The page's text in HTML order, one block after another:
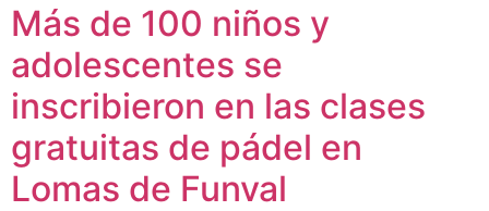
Más de 100 niños y
adolescentes se
inscribieron en las clases
gratuitas de pádel en
Lomas de Funval